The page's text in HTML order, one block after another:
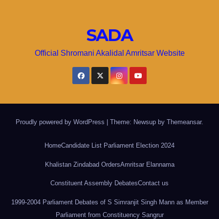
SADA
Official Shromani Akalidal Amritsar Website
Proudly powered by WordPress | Theme: Newsup by Themeansar.
HomeCandidate List Parliament Election 2024
Khalistan Zindabad OrdersAmritsar Elannama
Constituent Assembly DebatesContact us
1999-2004 Parliament Debates of S Simranjit Singh Mann as Member
Parliament from Constituency Sangrur